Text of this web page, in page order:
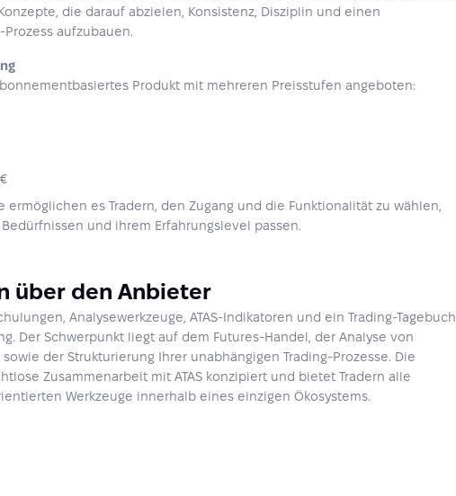
die darauf abzielen, Konsistenz, Disziplin und einen
aufzubauen.
Produkt mit mehreren Preisstufen angeboten:
ermöglichen es Tradern, den Zugang und die Funktionalität zu wählen,
und ihrem Erfahrungslevel passen.
über den Anbieter
Analysewerkzeuge, ATAS-Indikatoren und ein Trading-Tagebuch
Der Schwerpunkt liegt auf dem Futures-Handel, der Analyse von
der Strukturierung Ihrer unabhängigen Trading-Prozesse. Die
Zusammenarbeit mit ATAS konzipiert und bietet Tradern alle
Werkzeuge innerhalb eines einzigen Ökosystems.